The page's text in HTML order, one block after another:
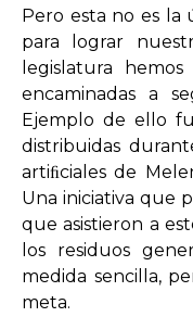
Pero esta no es la
para lograr
legislatura
encaminadas a
Ejemplo de ello
distribuidas
artiﬁciales de
Una iniciativa que
que asistieron a
los residuos
medida sencilla,
meta.